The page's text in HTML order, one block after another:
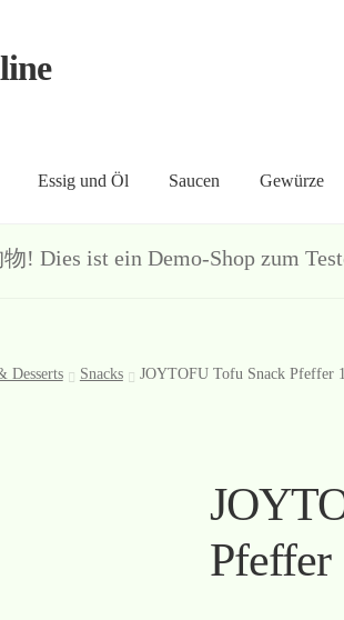
Essig und Öl Saucen Gewürze
Kasse Mein Konto Warenkorb
! Dies ist ein Demo-Shop zum
Desserts Snacks JOYTOFU Tofu Snack Pfeffer
Pfeffer